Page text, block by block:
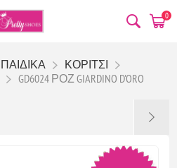
0
ΠΑΙΔΙΚΑ
ΚΟΡΙΤΣΙ
GD6024 ΡΟΖ GIARDINO D'ORO